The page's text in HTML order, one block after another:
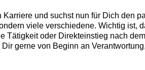
und suchst nun für Dich den
viele verschiedene. Wichtig ist,
Tätigkeit oder Direkteinstieg nach
gerne von Beginn an